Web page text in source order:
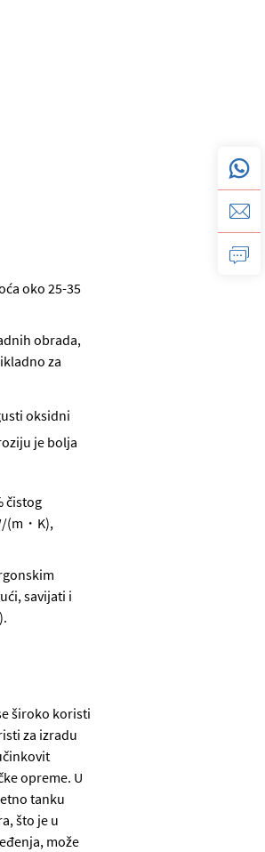
oko 25-35
obrada,
za
oksidni
je bolja
čistog
(m・K),
savijati i
široko koristi
za izradu
opreme. U
tanku
što je u
može